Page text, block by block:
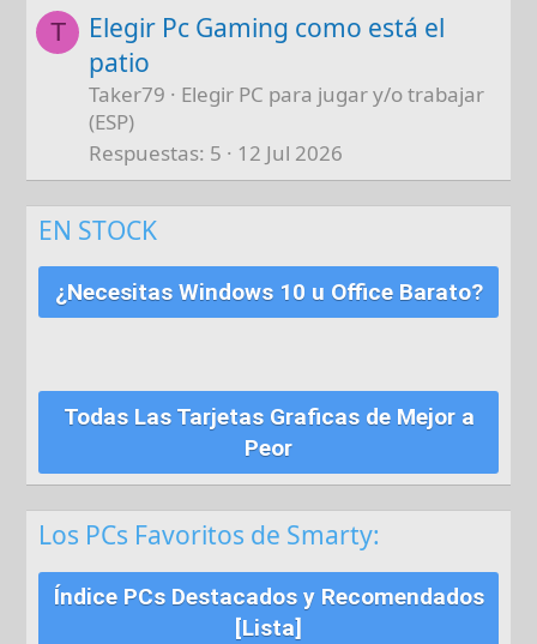
T
Elegir Pc Gaming como está el
patio
Taker79
Elegir PC para jugar y/o trabajar
(ESP)
Respuestas 5 12 Jul 2026
EN STOCK
¿Necesitas Windows 10 u Office Barato?
Todas Las Tarjetas Graficas de Mejor a
Peor
Los PCs Favoritos de Smarty:
Índice PCs Destacados y Recomendados
[Lista]